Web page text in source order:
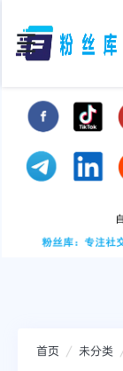
☰
首页 未分类